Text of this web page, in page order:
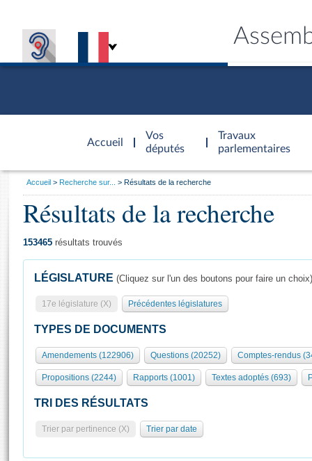
Accueil
d'accueil
Vos
députés
Travaux
parlementaires
Présidence
577 députés
Groupes politiques
Séance publique
Commissions et autres organes
Europe et International
Pétitions
Général
Rôle et pouvoirs de l'Assemblée
Organisation de l'Assemblée
Présidence Conférence des Présidents Bureau Collège des
Statistiques et chiffres clés
Visiter l'Assemblée
Visite virtuelle du palais Bourbon
Assister à une séance
Vous
Accueil Recherche sur... Résultats de la recherche
Résultats de la recherche
153465 résultats trouvés
LÉGISLATURE (Cliquez sur l'un des boutons pour faire un choix)
17e législature (X) Précédentes législatures
TYPES DE DOCUMENTS
Amendements (122906) Questions (20252) Comptes-rendus
Propositions (2244) Rapports (1001) Textes adoptés (693)
TRI DES RÉSULTATS
Trier par pertinence (X) Trier par date